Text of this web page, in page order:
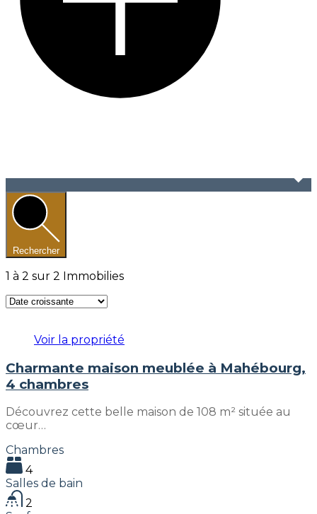
Rechercher
1 à 2 sur 2 Immobilies
Voir la propriété
Charmante maison meublée à Mahébourg,
4 chambres
Découvrez cette belle maison de 108 m² située au
cœur…
Chambres
4
Salles de bain
2